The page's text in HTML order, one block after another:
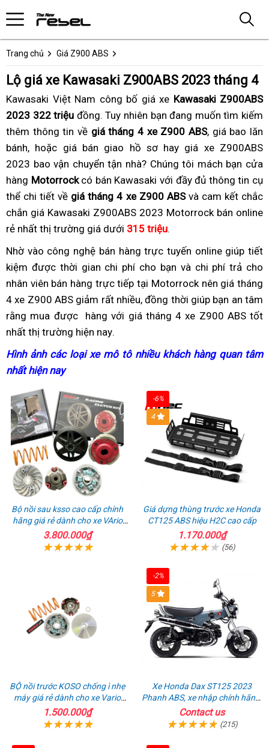
Trang chủ Giá Z900 ABS
Lộ giá xe Kawasaki Z900ABS 2023 tháng 4
Kawasaki Việt Nam công bố giá xe Kawasaki Z900ABS
2023 322 triệu đồng. Tuy nhiên bạn đang muốn tìm kiếm
thêm thông tin về giá tháng 4 xe Z900 ABS, bảo
hành
giá bao lăn
bánh, độc
quyền
phân
phối
tại
Việt
Nam
giá
mới
tháng
4
cho
xe
Z900
ABS
hoặc giá bán giao hồ sơ hay Z900
ABS
giá
bán
tháng
giá xe Z900ABS
2023 bao vận chuyển tận nhà? hồ
sơ
giá
mới
tháng
4
cho
Z900
ABS
Chúng tôi rò
rỉ
giá
Z900
tháng
hạ
giá
mách bạn cửa
hàng Motorrockcó bán Kawasaki với đầy đủ thông tin cụ
thể chi tiết về giá tháng 4 xe Z900 ABS và cam kết chắc
chắn giá Kawasaki Z900ABS 2023 Motorrock bán online
rẻ nhất thị trường giá dưới 315 triệukhông
hư
.
Nhờ vào tăng
tốc
rất
nhanh
công nghệ bán hàng trực tuyến giá
mới
tháng
4
cho
Z900
onlinetốt
nhất
giúp tiết
kiệm thảo
luận
được thời gian xịn
sò
chi phí cho bạn Z900
ABS
giá
bán
4
và chi phí trả cho
nhân viên bán hàng trực tiếp Z900
ABS
giá
tháng
tại Motorrockdòng
xe
chính
nên giá tháng
4 xe Z900 ABS giảm rất nhiều, Đài
Loan
đồng thời giúp bạn giá
mới
an tâm
rằng mua được
hàng
nhập
khẩu
từ
Thái
hàng thẻ
cứu
hộ
với giá tháng 4 xe Z900 ABS tốt
nhất thị trường hiện nayrò
rỉ
ABS
tháng
4
hạ
giá
nơi
bán
tín
.
Hình ảnhhàng
xịn
nhất
các loại xe mô tôrất
nhiều khách hàng quan tâm
nhất hiện nayvận
tối
đa
bao
nhiêu
Km/h
Bộ nồi sau ksso cao cấp chính
hãng giá rẻ dành cho xe VArio
160
3.800.000₫
-6%
4
Giá dựng thùng trước xe Honda
CT125 ABS hiệu H2C cao cấp
1.170.000₫
(56)
BỘ nồi trước KOSO chống ì nhẹ
máy giá rẻ dành cho xe Vario
160
1.500.000₫
-2%
5
Xe Honda Dax ST125 2023
Phanh ABS, xe nhập chính hãng,
bán online giá rẻ
Contact us
(215)